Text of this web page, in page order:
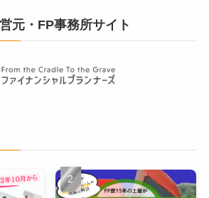
元・FP事務所サイト